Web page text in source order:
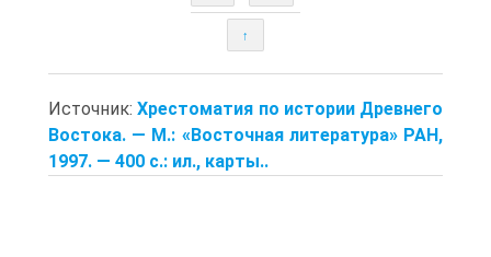
↑
Источник:Хрестоматия по истории Древнего
Востока. — M.: «Восточная литература» РАН,
1997. — 400 с.: ил., карты..